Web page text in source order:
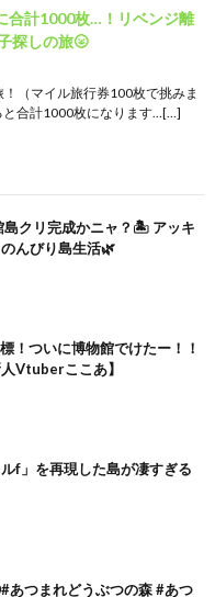
合計1000枚…！リベンジ離
探しの旅🌝
（マイル旅行券100枚で挑みま
と合計1000枚になります…[…]
島クリ完成かニャ？🏝️ アッキ
んびり島生活🌿
！ついに博物館でけたー！！
Vtuberここあ】
f」を再現した島が凄すぎる
つまれどうぶつの森 #あつ